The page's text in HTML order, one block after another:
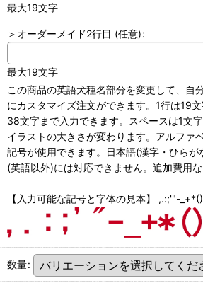
最大19文字
＞オーダーメイド2行目 (任意):
最大19文字
この商品の英語犬種名部分を変更して、自
にカスタマイズ注文ができます。1行は19
38文字まで入力できます。スペースは1文
イラストの大きさが変わります。アルファ
記号が使用できます。日本語(漢字・ひら
(英語以外)には対応できません。追加費用な
【入力可能な記号と字体の見本】 ,.:;'"-
数量: